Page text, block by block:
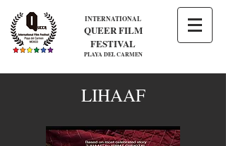
INTERNATIONAL
QUEER FILM
FESTIVAL
PLAYA DEL CARMEN
LIHAAF